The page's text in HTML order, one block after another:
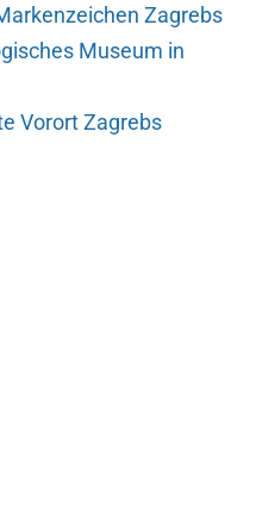
Zagrebs
Museum in
Vorort Zagrebs